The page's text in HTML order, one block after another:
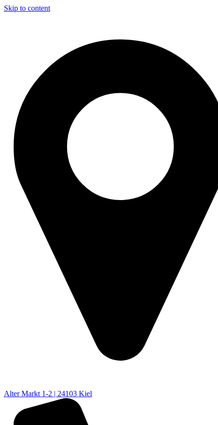
Skip to content
Alter Markt 1-2 | 24103 Kiel